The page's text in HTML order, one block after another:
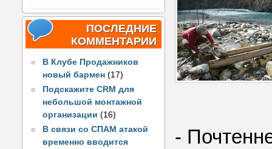
ПОСЛЕДНИЕ
КОММЕНТАРИИ
В Клубе Продажников
новый бармен (17)
Подскажите CRM для
небольшой монтажной
организации (16)
В связи со СПАМ атакой
временно вводится
-